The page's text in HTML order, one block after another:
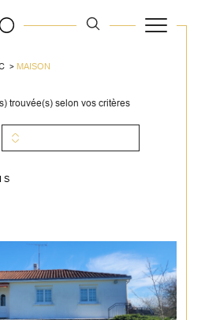
MAISON
trouvée(s) selon vos critères